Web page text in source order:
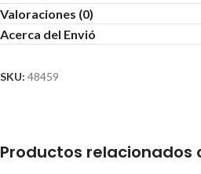
Valoraciones (0)
Acerca del Envió
SKU: 48459
Productos relacionados